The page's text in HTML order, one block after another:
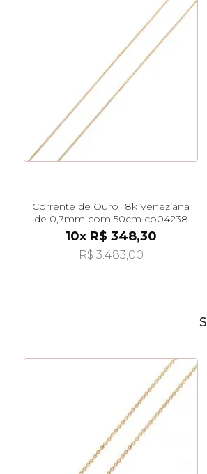
Corrente de Ouro 18k Veneziana
de 0,7mm com 50cm co04238
10x R$ 348,30
R$ 3.483,00